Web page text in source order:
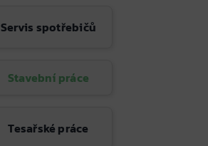
Servis spotřebičů
Stavební práce
Tesařské práce